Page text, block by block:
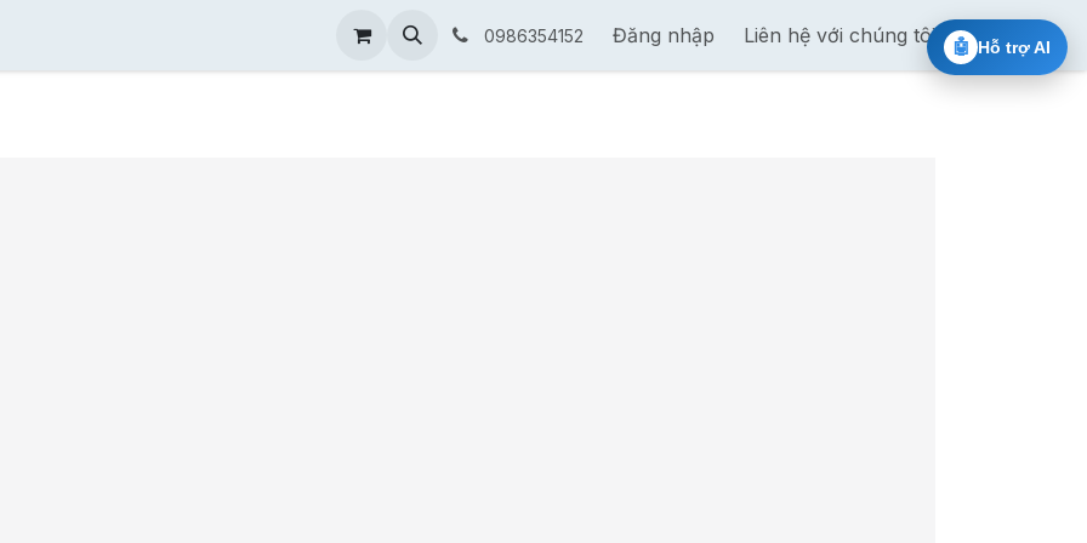
🤖 Hỗ trợ AI
Phần mềm ERP quản trị theo chuỗi Đào tạo cấp chứng chỉ Nvidia Ai Chat
0986354152 Đăng nhập Liên hệ với chúng tôi